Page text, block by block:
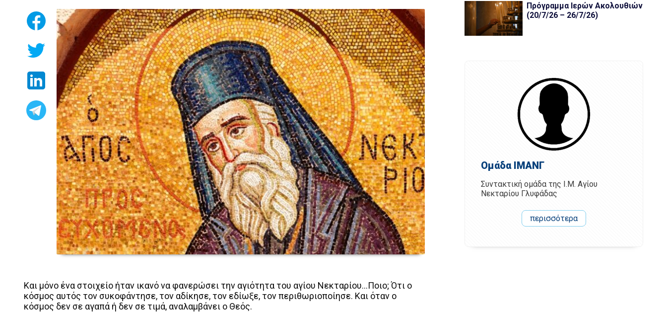
Και μόνο ένα στοιχείο ήταν ικανό να φανερώσει την αγιότητα του αγίου Νεκταρίου…Ποιο; Ότι ο
κόσμος αυτός τον συκοφάντησε, τον αδίκησε, τον εδίωξε, τον περιθωριοποίησε. Και όταν ο
κόσμος δεν σε αγαπά ή δεν σε τιμά, αναλαμβάνει ο Θεός.
Πρόγραμμα Ιερών Ακολουθιών
(20/7/26 – 26/7/26)
Ομάδα ΙΜΑΝΓ
Συντακτική ομάδα της Ι.Μ. Αγίου
Νεκταρίου Γλυφάδας
περισσότερα